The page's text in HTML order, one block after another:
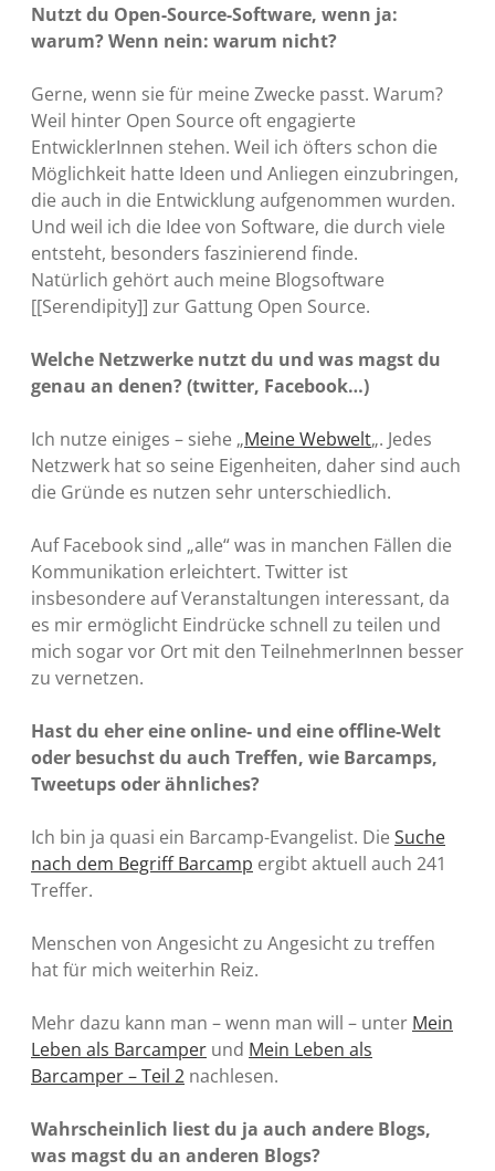
Nutzt du Open-Source-Software, wenn ja:
warum? Wenn nein: warum nicht?
Gerne, wenn sie für meine Zwecke passt. Warum?
Weil hinter Open Source oft engagierte
EntwicklerInnen stehen. Weil ich öfters schon die
Möglichkeit hatte Ideen und Anliegen einzubringen,
die auch in die Entwicklung aufgenommen wurden.
Und weil ich die Idee von Software, die durch viele
entsteht, besonders faszinierend finde.
Natürlich gehört auch meine Blogsoftware
[[Serendipity]] zur Gattung Open Source.
Welche Netzwerke nutzt du und was magst du
genau an denen? (twitter, Facebook…)
Ich nutze einiges – siehe „Meine Webwelt„. Jedes
Netzwerk hat so seine Eigenheiten, daher sind auch
die Gründe es nutzen sehr unterschiedlich.
Auf Facebook sind „alle“ was in manchen Fällen die
Kommunikation erleichtert. Twitter ist
insbesondere auf Veranstaltungen interessant, da
es mir ermöglicht Eindrücke schnell zu teilen und
mich sogar vor Ort mit den TeilnehmerInnen besser
zu vernetzen.
Hast du eher eine online- und eine offline-Welt
oder besuchst du auch Treffen, wie Barcamps,
Tweetups oder ähnliches?
Ich bin ja quasi ein Barcamp-Evangelist. Die Suche
nach dem Begriff Barcamp ergibt aktuell auch 241
Treffer.
Menschen von Angesicht zu Angesicht zu treffen
hat für mich weiterhin Reiz.
Mehr dazu kann man – wenn man will – unter Mein
Leben als Barcamper und Mein Leben als
Barcamper – Teil 2 nachlesen.
Wahrscheinlich liest du ja auch andere Blogs,
was magst du an anderen Blogs?